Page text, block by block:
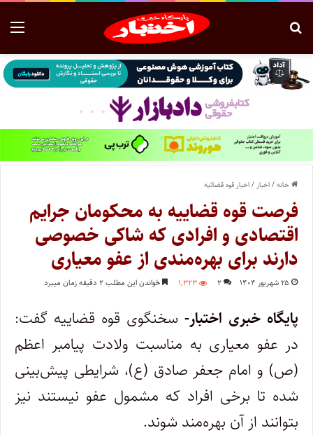
خانه/اخبار /اخبار قوه قضائیه
فرصت قوه قضاییه به محکومان جرایم
اقتصادی و افرادی که شاکی خصوصی
دارند برای بهره‌مندی از عفو معیاری
۲۵ شهریور ۱۴۰۴ ۲ ۱,۳۲۳ خواندن این مطلب ۲ دقیقه زمان میبرد
پایگاه خبری اختبار- سخنگوی قوه قضاییه گفت:
در عفو معیاری به مناسبت ولادت پیامبر اعظم
(ص) و امام جعفر صادق (ع)، شرایطی پیش‌بینی
شده تا برخی افراد که مشمول عفو نیستند نیز
بتوانند از آن بهره‌مند شوند.